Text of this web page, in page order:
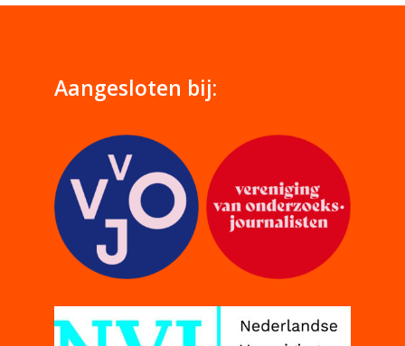
Aangesloten bij: